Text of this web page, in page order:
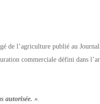
de l’agriculture publié au
commerciale défini dans
autorisée. ».